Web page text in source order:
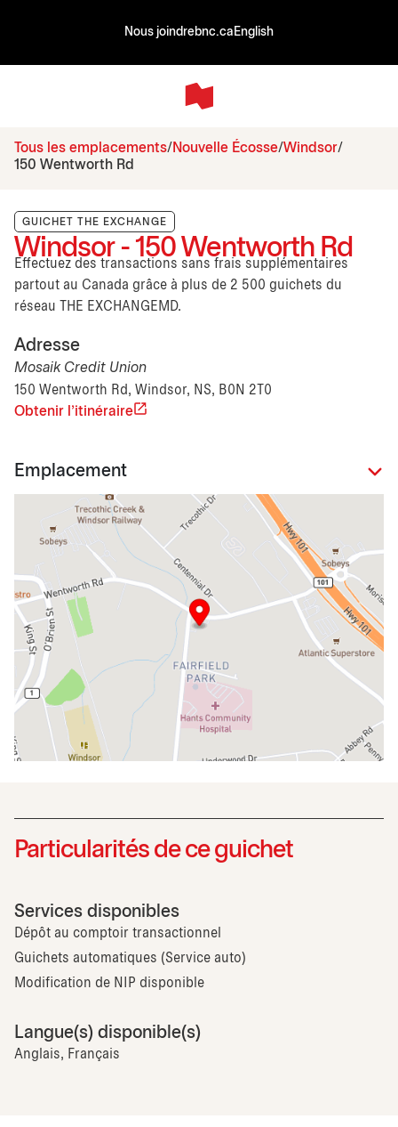
Nous joindrebnc.ca English
Tous les emplacements Nouvelle Écosse Windsor
150 Wentworth Rd
GUICHET THE EXCHANGE
Windsor - 150 Wentworth Rd
Effectuez des transactions sans frais supplémentaires
partout au Canada grâce à plus de 2 500 guichets du
réseau THE EXCHANGEMD.
Adresse
Mosaik Credit Union
150 Wentworth Rd, Windsor, NS, B0N 2T0
Obtenir l'itinéraire
Emplacement
Particularités de ce guichet
Services disponibles
Dépôt au comptoir transactionnel
Guichets automatiques (Service auto)
Modification de NIP disponible
Langue(s) disponible(s)
Anglais, Français